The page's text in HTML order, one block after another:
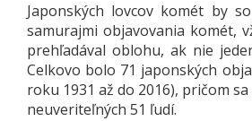
Japonských lovcov komét by
samurajmi objavovania komét,
prehľadával oblohu, ak nie
Celkovo bolo 71 japonských
roku 1931 až do 2016), pričom
neuveriteľných 51 ľudí.